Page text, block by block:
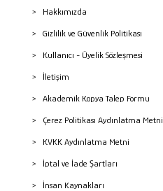
Hakkımızda
Gizlilik ve Güvenlik Politikası
Kullanıcı - Üyelik Sözleşmesi
İletişim
Akademik Kopya Talep Formu
Çerez Politikası Aydınlatma Metni
KVKK Aydınlatma Metni
İptal ve İade Şartları
İnsan Kaynakları